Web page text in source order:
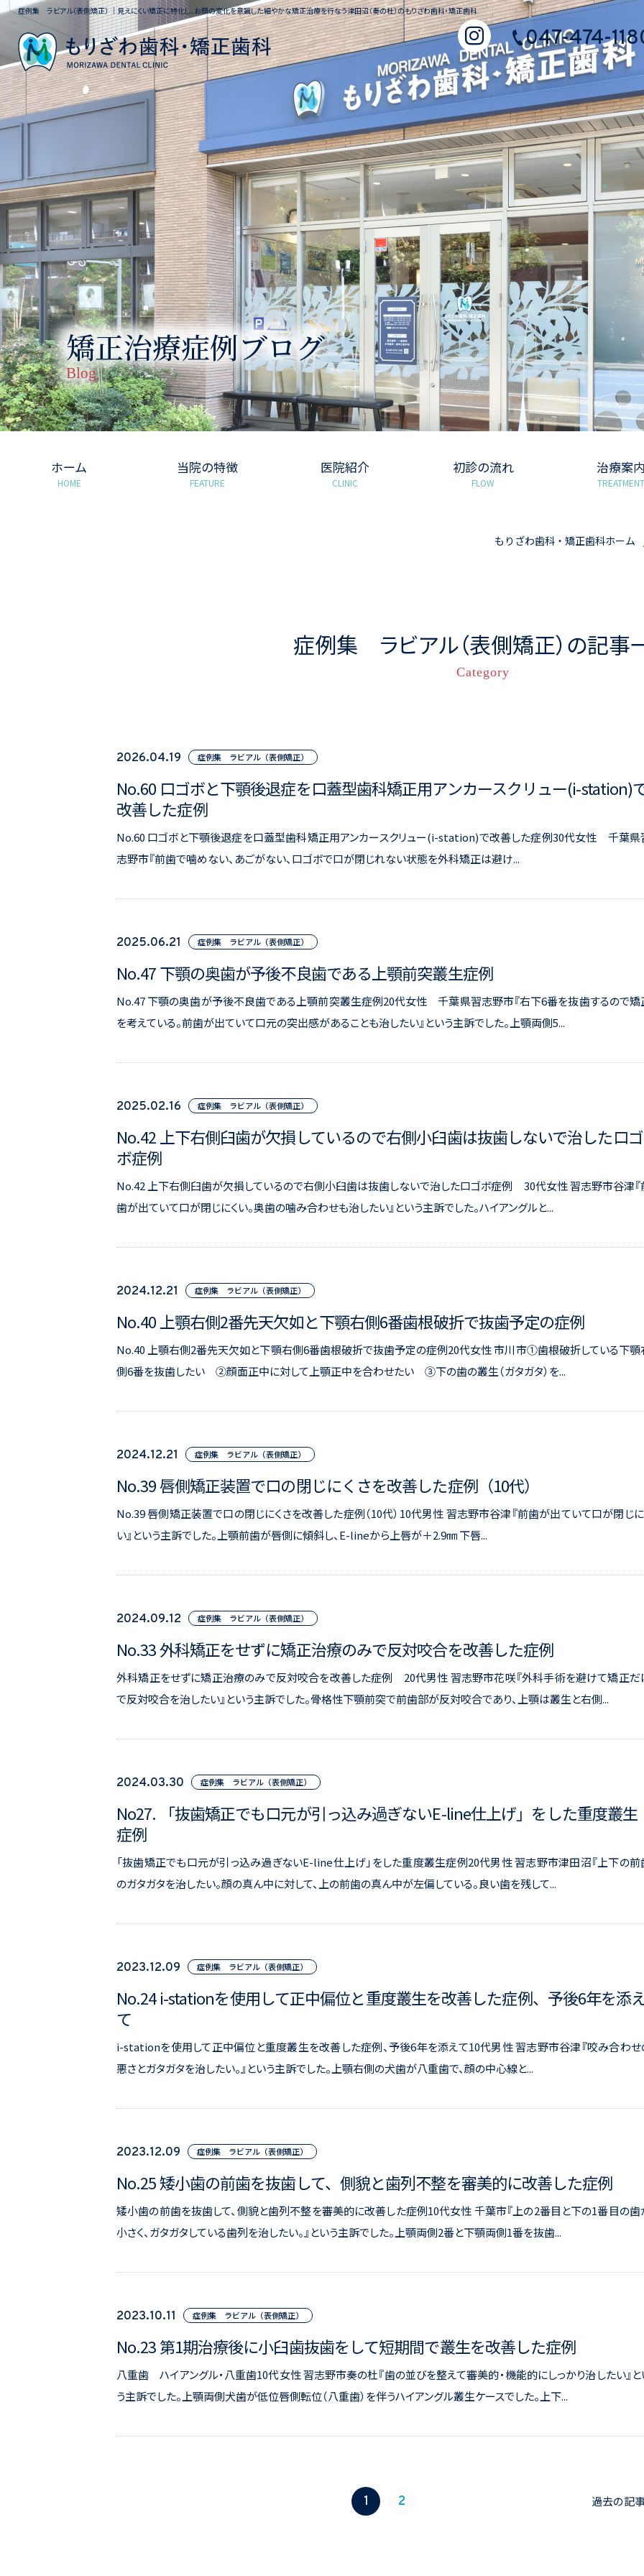
症例集 ラビアル（表側矯正） ｜見えにくい矯正に特化し、お顔の変化を意識した細やかな矯正治療を行なう津田沼（奏の杜）のもりざわ歯科・矯正歯科
047-474-
矯正治療症例ブログ
Blog
ホーム
HOME
当院の特徴
FEATURE
医院紹介
CLINIC
初診の流れ
FLOW
治療案
TREATMENT
もりざわ歯科・矯正歯科ホーム
症例集 ラビアル（表側矯正）の記事
Category
2026.04.19 症例集 ラビアル（表側矯正）
No.60 口ゴボと下顎後退症を口蓋型歯科矯正用アンカースクリュー(i-station)
改善した症例
No.60 口ゴボと下顎後退症を口蓋型歯科矯正用アンカースクリュー(i-station)で改善した症例30代女性 千葉県
志野市『前歯で噛めない、あごがない、口ゴボで口が閉じれない状態を外科矯正は避け...
2025.06.21 症例集 ラビアル（表側矯正）
No.47 下顎の奥歯が予後不良歯である上顎前突叢生症例
No.47 下顎の奥歯が予後不良歯である上顎前突叢生症例20代女性 千葉県習志野市『右下6番を抜歯するので矯
を考えている。前歯が出ていて口元の突出感があることも治したい』という主訴でした。上顎両側5...
2025.02.16 症例集 ラビアル（表側矯正）
No.42 上下右側臼歯が欠損しているので右側小臼歯は抜歯しないで治した口ゴ
ボ症例
No.42 上下右側臼歯が欠損しているので右側小臼歯は抜歯しないで治した口ゴボ症例 30代女性 習志野市谷津『
歯が出ていて口が閉じにくい。奥歯の噛み合わせも治したい』という主訴でした。ハイアングルと...
2024.12.21 症例集 ラビアル（表側矯正）
No.40 上顎右側2番先天欠如と下顎右側6番歯根破折で抜歯予定の症例
No.40 上顎右側2番先天欠如と下顎右側6番歯根破折で抜歯予定の症例20代女性 市川市①歯根破折している下顎
側6番を抜歯したい ②顔面正中に対して上顎正中を合わせたい ③下の歯の叢生（ガタガタ）を...
2024.12.21 症例集 ラビアル（表側矯正）
No.39 唇側矯正装置で口の閉じにくさを改善した症例（10代）
No.39 唇側矯正装置で口の閉じにくさを改善した症例（10代）10代男性 習志野市谷津『前歯が出ていて口が閉じに
い』という主訴でした。上顎前歯が唇側に傾斜し、E-lineから上唇が＋2.9㎜ 下唇...
2024.09.12 症例集 ラビアル（表側矯正）
No.33 外科矯正をせずに矯正治療のみで反対咬合を改善した症例
外科矯正をせずに矯正治療のみで反対咬合を改善した症例 20代男性 習志野市花咲『外科手術を避けて矯正だ
で反対咬合を治したい』という主訴でした。骨格性下顎前突で前歯部が反対咬合であり、上顎は叢生と右側...
2024.03.30 症例集 ラビアル（表側矯正）
No27. 「抜歯矯正でも口元が引っ込み過ぎないE-line仕上げ」をした重度叢生
症例
「抜歯矯正でも口元が引っ込み過ぎないE-line仕上げ」をした重度叢生症例20代男性 習志野市津田沼『上下の前
のガタガタを治したい。顔の真ん中に対して、上の前歯の真ん中が左偏している。良い歯を残して...
2023.12.09 症例集 ラビアル（表側矯正）
No.24 i-stationを使用して正中偏位と重度叢生を改善した症例、予後6年を添
て
i-stationを使用して正中偏位と重度叢生を改善した症例、予後6年を添えて10代男性 習志野市谷津『咬み合わせ
悪さとガタガタを治したい。』という主訴でした。上顎右側の犬歯が八重歯で、顔の中心線と...
2023.12.09 症例集 ラビアル（表側矯正）
No.25 矮小歯の前歯を抜歯して、側貌と歯列不整を審美的に改善した症例
矮小歯の前歯を抜歯して、側貌と歯列不整を審美的に改善した症例10代女性 千葉市『上の2番目と下の1番目の歯
小さく、ガタガタしている歯列を治したい。』という主訴でした。上顎両側2番と下顎両側1番を抜歯...
2023.10.11 症例集 ラビアル（表側矯正）
No.23 第1期治療後に小臼歯抜歯をして短期間で叢生を改善した症例
八重歯 ハイアングル・八重歯10代女性 習志野市奏の杜『歯の並びを整えて審美的・機能的にしっかり治したい』と
う主訴でした。上顎両側犬歯が低位唇側転位（八重歯）を伴うハイアングル叢生ケースでした。上下...
1 2 過去の記